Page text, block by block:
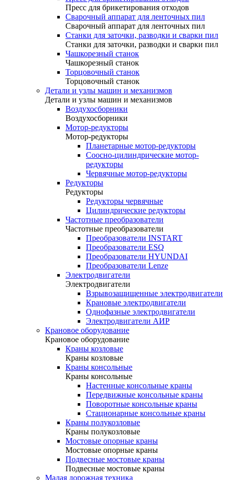
Пресс для брикетирования отходов
Сварочный аппарат для ленточных пил
Сварочный аппарат для ленточных пил
Станки для заточки, разводки и сварки пил
Станки для заточки, разводки и сварки пил
Чашкорезный станок
Чашкорезный станок
Торцовочный станок
Торцовочный станок
Детали и узлы машин и механизмов
Детали и узлы машин и механизмов
Воздухосборники
Воздухосборники
Мотор-редукторы
Мотор-редукторы
Планетарные мотор-редукторы
Соосно-цилиндрические мотор-
редукторы
Червячные мотор-редукторы
Редукторы
Редукторы
Редукторы червячные
Цилиндрические редукторы
Частотные преобразователи
Частотные преобразователи
Преобразователи INSTART
Преобразователи ESQ
Преобразователи HYUNDAI
Преобразователи Lenze
Электродвигатели
Электродвигатели
Взрывозащищенные электродвигатели
Крановые электродвигатели
Однофазные электродвигатели
Электродвигатели АИР
Крановое оборудование
Крановое оборудование
Краны козловые
Краны козловые
Краны консольные
Краны консольные
Настенные консольные краны
Передвижные консольные краны
Поворотные консольные краны
Стационарные консольные краны
Краны полукозловые
Краны полукозловые
Мостовые опорные краны
Мостовые опорные краны
Подвесные мостовые краны
Подвесные мостовые краны
Малая дорожная техника